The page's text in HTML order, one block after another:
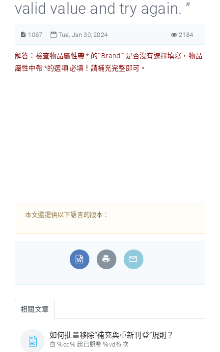
valid value and try again. ”
1087 Tue, Jan 30, 2024 2184
解答：檢查物品屬性帶 * 的“ Brand ” 是否沒有選擇填寫，物品
屬性中帶 *的選項 必填！請補充完整即可。
本文還提供以下語言的版本：
相關文章
如何批量移除“補充與重新刊登”規則？
自 ％cd％ 起已觀看 ％vd％ 次